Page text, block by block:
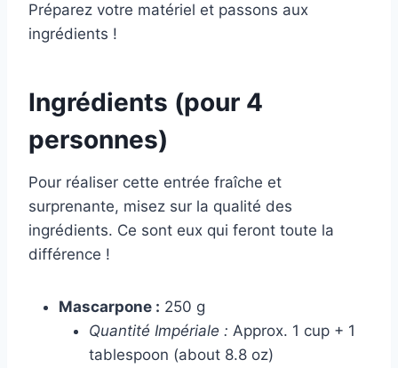
Préparez votre matériel et passons aux
ingrédients !
Ingrédients (pour 4
personnes)
Pour réaliser cette entrée fraîche et
surprenante, misez sur la qualité des
ingrédients. Ce sont eux qui feront toute la
différence !
Mascarpone : 250 g
Quantité Impériale : Approx. 1 cup + 1
tablespoon (about 8.8 oz)